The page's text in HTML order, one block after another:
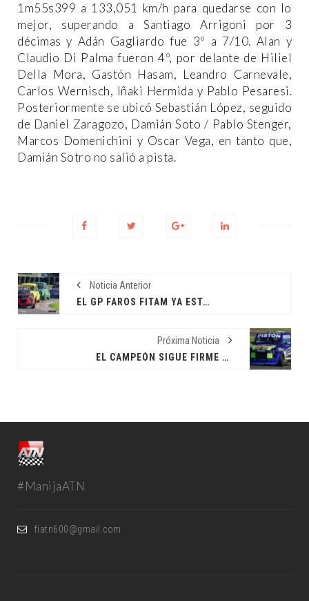
1m55s399 a 133,051 km/h para quedarse con lo
mejor, superando a Santiago Arrigoni por 3
décimas y Adán Gagliardo fue 3º a 7/10. Alan y
Claudio Di Palma fueron 4º, por delante de Hiliel
Della Mora, Gastón Hasam, Leandro Carnevale,
Carlos Wernisch, Iñaki Hermida y Pablo Pesaresi.
Posteriormente se ubicó Sebastián López, seguido
de Daniel Zaragozo, Damián Soto / Pablo Stenger,
Marcos Domenichini y Oscar Vega, en tanto que,
Damián Sotro no salió a pista.
Noticia Anterior
EL GP FAROS FITAM YA ESTÁ EN MARCHA
Próxima Noticia
EL CAMPEÓN SIGUE FIRME EN LA CIMA
#ManijaATN
fiatn600@gmail.com